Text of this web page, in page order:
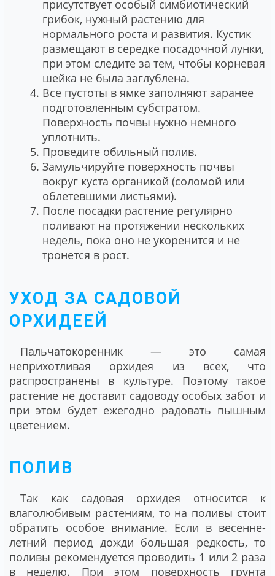
присутствует особый симбиотический
грибок, нужный растению для
нормального роста и развития. Кустик
размещают в середке посадочной лунки,
при этом следите за тем, чтобы корневая
шейка не была заглублена.
Все пустоты в ямке заполняют заранее
подготовленным субстратом.
Поверхность почвы нужно немного
уплотнить.
Проведите обильный полив.
Замульчируйте поверхность почвы
вокруг куста органикой (соломой или
облетевшими листьями).
После посадки растение регулярно
поливают на протяжении нескольких
недель, пока оно не укоренится и не
тронется в рост.
УХОД ЗА САДОВОЙ
ОРХИДЕЕЙ
Пальчатокоренник — это самая
неприхотливая орхидея из всех, что
распространены в культуре. Поэтому такое
растение не доставит садоводу особых забот и
при этом будет ежегодно радовать пышным
цветением.
ПОЛИВ
Так как садовая орхидея относится к
влаголюбивым растениям, то на поливы стоит
обратить особое внимание. Если в весенне-
летний период дожди большая редкость, то
поливы рекомендуется проводить 1 или 2 раза
в неделю. При этом поверхность грунта